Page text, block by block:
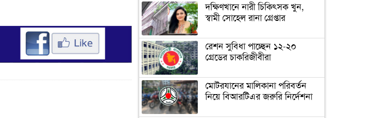
দক্ষিণখানে নারী চিকিৎসক খুন,
স্বামী সোহেল রানা গ্রেপ্তার
রেশন সুবিধা পাচ্ছেন ১২-২০
গ্রেডের চাকরিজীবীরা
মোটরযানের মালিকানা পরিবর্তন
নিয়ে বিআরটিএর জরুরি নির্দেশনা